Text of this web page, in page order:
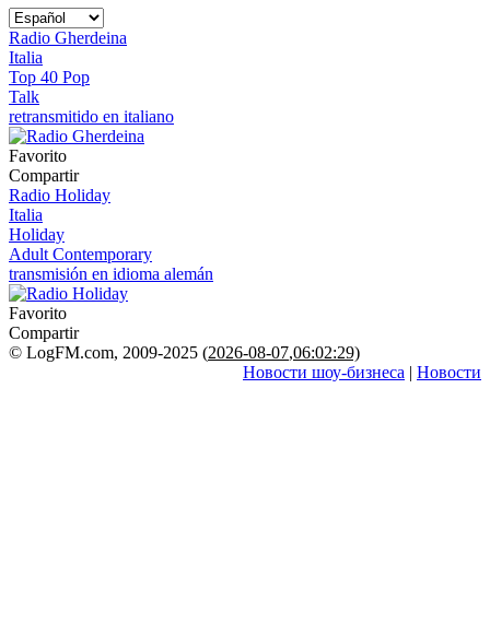
Radio Gherdeina
Italia
Top 40 Pop
Talk
retransmitido en italiano
Favorito
Compartir
Radio Holiday
Italia
Holiday
Adult Contemporary
transmisión en idioma alemán
Favorito
Compartir
© LogFM.com, 2009-2025 (2026-08-07,06:02:29)
Новости шоу-бизнеса | Новости